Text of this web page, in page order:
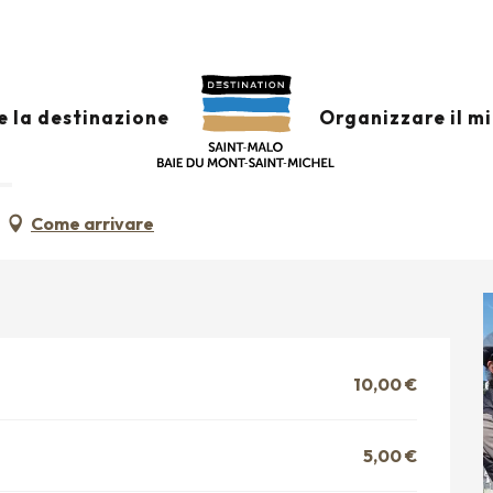
la destinazione Organizzare il
CŒUR DES PARCS À HUÎTRES
Come arrivare
10,00 €
5,00 €